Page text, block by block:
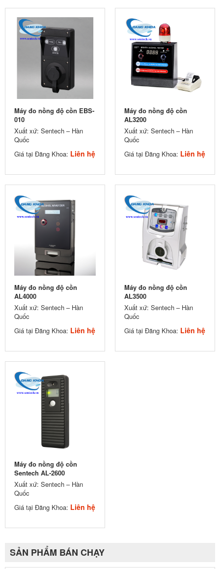
Máy đo nồng độ cồn EBS-
010
Xuất xứ: Sentech – Hàn
Quốc
Giá tại Đăng Khoa: Liên hệ
Máy đo nồng độ cồn
AL3200
Xuất xứ: Sentech – Hàn
Quốc
Giá tại Đăng Khoa: Liên hệ
Máy đo nồng độ cồn
AL4000
Xuất xứ: Sentech – Hàn
Quốc
Giá tại Đăng Khoa: Liên hệ
Máy đo nồng độ cồn
AL3500
Xuất xứ: Sentech – Hàn
Quốc
Giá tại Đăng Khoa: Liên hệ
Máy đo nồng độ cồn
Sentech AL-2600
Xuất xứ: Sentech – Hàn
Quốc
Giá tại Đăng Khoa: Liên hệ
SẢN PHẨM BÁN CHẠY